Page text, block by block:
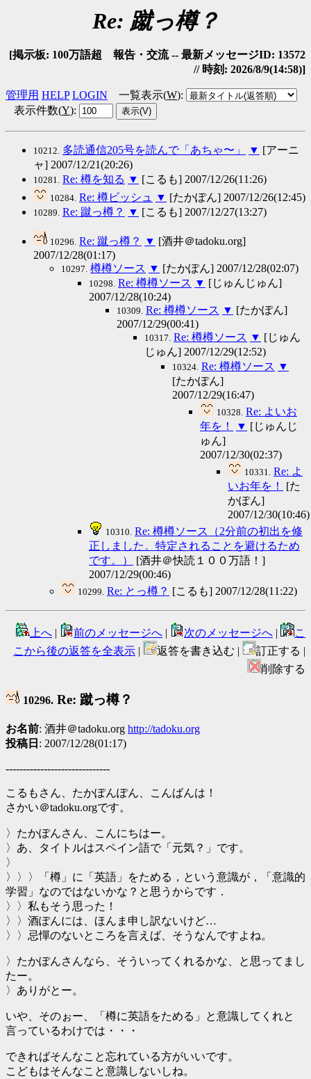
Re: 蹴っ樽？
[掲示板: 100万語超 報告・交流 -- 最新メッセージID: 13572
// 時刻: 2026/8/9(14:58)]
管理用 HELP LOGIN 一覧表示(W):
表示件数(Y):
10212. 多読通信205号を読んで「あちゃ〜」 ▼ [アーニ
ャ] 2007/12/21(20:26)
10281. Re: 樽を知る ▼ [こるも] 2007/12/26(11:26)
10284. Re: 樽ビッシュ ▼ [たかぽん] 2007/12/26(12:45)
10289. Re: 蹴っ樽？ ▼ [こるも] 2007/12/27(13:27)
10296. Re: 蹴っ樽？ ▼ [酒井＠tadoku.org]
2007/12/28(01:17)
10297. 樽樽ソース ▼ [たかぽん] 2007/12/28(02:07)
10298. Re: 樽樽ソース ▼ [じゅんじゅん]
2007/12/28(10:24)
10309. Re: 樽樽ソース ▼ [たかぽん]
2007/12/29(00:41)
10317. Re: 樽樽ソース ▼ [じゅん
じゅん] 2007/12/29(12:52)
10324. Re: 樽樽ソース ▼
[たかぽん]
2007/12/29(16:47)
10328. Re: よいお
年を！
▼ [じゅんじ
ゅん]
2007/12/30(02:37)
10331.
Re: よ
いお年を！
[た
かぽん]
2007/12/30(10:46)
10310. Re: 樽樽ソース（2分前の初出を修
正しました。特定されることを避けるため
です。）
[酒井＠快読１００万語！]
2007/12/29(00:46)
10299. Re: とっ樽？ [こるも] 2007/12/28(11:22)
上へ | 前のメッセージへ | 次のメッセージへ |
こ
こから後の返答を全表示 | 返答を書き込む |
訂正する |
削除する
10296. Re: 蹴っ樽？
お名前: 酒井＠tadoku.org http://tadoku.org
投稿日 : 2007/12/28(01:17)
------------------------------
こるもさん、たかぽんぽん、こんばんは！
さかい＠tadoku.orgです。
〉たかぽんさん、こんにちはー。
〉あ、タイトルはスペイン語で「元気？」です。
〉
〉〉〉「樽」に「英語」をためる，という意識が，「意識的
学習」なのではないかな？と思うからです．
〉〉私もそう思った！
〉〉酒ぽんには、ほんま申し訳ないけど…
〉〉忌憚のないところを言えば、そうなんですよね。
〉たかぽんさんなら、そういってくれるかな、と思ってまし
たー。
〉ありがとー。
いや、そのぉー、「樽に英語をためる」と意識してくれと
言っているわけでは・・・
できればそんなこと忘れている方がいいです。
こどもはそんなこと意識しないしね。